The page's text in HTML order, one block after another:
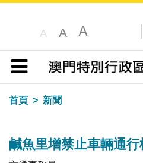
A A A
目錄
首頁
新聞
鹹魚里增禁止車輛通行